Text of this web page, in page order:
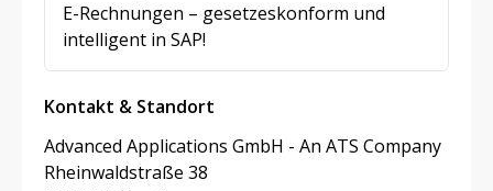
E-Rechnungen – gesetzeskonform und
intelligent in SAP!
Kontakt & Standort
Advanced Applications GmbH - An ATS Company
Rheinwaldstraße 38